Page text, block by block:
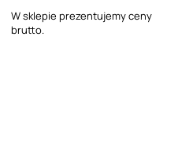
W sklepie prezentujemy ceny
brutto.